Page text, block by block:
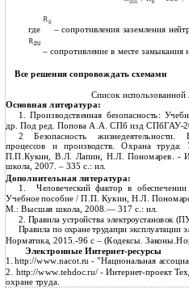
где – сопротивления заземления
– сопротивление в месте замыкания
Все решения сопровождать схемами
Список использованной
Основная литература:
1. Производственная безопасность:
др. Под ред. Попова А.А. СПб изд СПбГАУ-
2 Безопасность жизнедеятельности.
процессов и производств. Охрана
П.П.Кукин, В.Л. Лапин, Н.Л. Пономарев. -
школа, 2007. – 335 с.: ил.
Дополнительная литература:
1. Человеческий фактор в
Учебное пособие / П.П. Кукин, Н.Л.
М.: Высшая школа, 2008.— 317 с.: ил.
2. Правила устройства электроустановок
Правила по охране трудапри эксплуатации
Норматика, 2015.-96 с – (Кодексы.
Электронные Интернет-ресурсы
1. http://www.nacot.ru - "Национальная
2. http://www.tehdoc.ru/ - Интернет-проект
охране труда.